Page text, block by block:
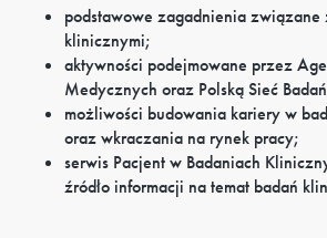
podstawowe zagadnienia związane
klinicznymi;
aktywności podejmowane przez
Medycznych oraz Polską Sieć
możliwości budowania kariery w
oraz wkraczania na rynek pracy;
serwis Pacjent w Badaniach
źródło informacji na temat badań